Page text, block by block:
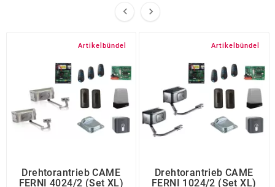
 
Artikelbündel
Drehtorantrieb CAME
FERNI 4024/2 (Set XL)
Artikelbündel
Drehtorantrieb CAME
FERNI 1024/2 (Set XL)